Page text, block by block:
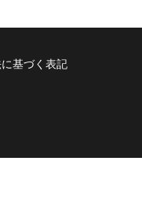
基づく表記